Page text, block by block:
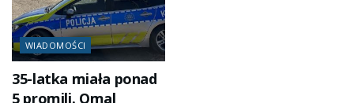
WIADOMOŚCI
35-latka miała ponad
5 promili. Omal